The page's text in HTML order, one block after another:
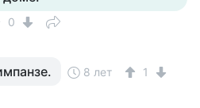
0
8 лет 1